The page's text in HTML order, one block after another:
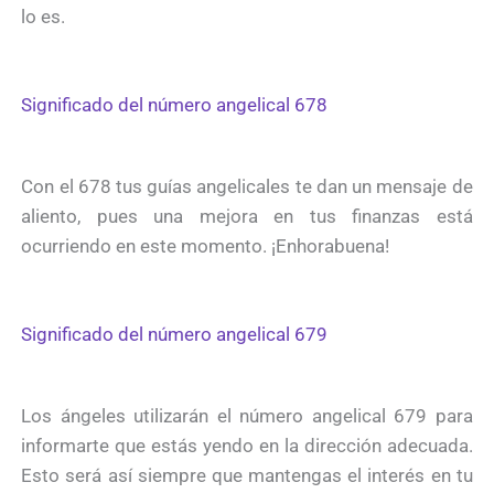
lo es.
Significado del número angelical 678
Con el 678 tus guías angelicales te dan un mensaje de
aliento, pues una mejora en tus finanzas está
ocurriendo en este momento. ¡Enhorabuena!
Significado del número angelical 679
Los ángeles utilizarán el número angelical 679 para
informarte que estás yendo en la dirección adecuada.
Esto será así siempre que mantengas el interés en tu